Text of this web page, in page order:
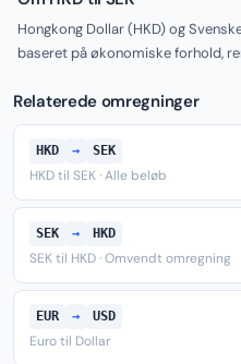
Hongkong Dollar (HKD) og
baseret på økonomiske forhold,
Relaterede omregninger
HKD → SEK
HKD til SEK · Alle beløb
SEK → HKD
SEK til HKD · Omvendt omregning
EUR → USD
Euro til Dollar